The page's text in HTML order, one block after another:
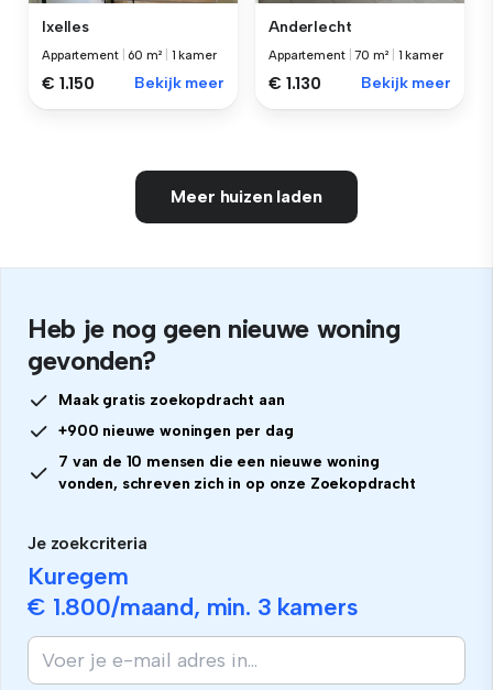
Ixelles
Appartement 60 m² 1 kamer
€ 1.150 Bekijk meer
Anderlecht
Appartement |70 m² 1 kamer
€ 1.130 Bekijk meer
Meer huizen laden
Heb je nog geen nieuwe woning
gevonden?
Maak gratis zoekopdracht aan
+900 nieuwe woningen per dag
7 van de 10 mensen die een nieuwe woning
vonden, schreven zich in op onze Zoekopdracht
Je zoekcriteria
Kuregem
€ 1.800/maand, min. 3 kamers
Als